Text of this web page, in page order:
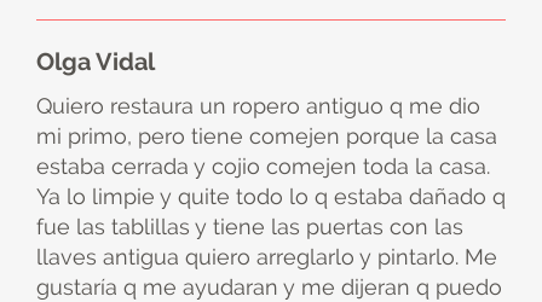
Olga Vidal
Quiero restaura un ropero antiguo q me dio
mi primo, pero tiene comejen porque la casa
estaba cerrada y cojio comejen toda la casa.
Ya lo limpie y quite todo lo q estaba dañado q
fue las tablillas y tiene las puertas con las
llaves antigua quiero arreglarlo y pintarlo. Me
gustaría q me ayudaran y me dijeran q puedo